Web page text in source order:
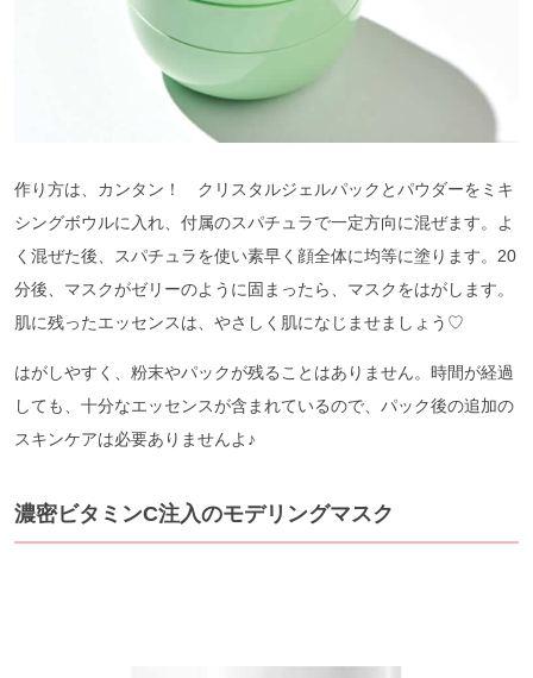
作り方は、カンタン！ クリスタルジェルパックとパウダーをミキ
シングボウルに入れ、付属のスパチュラで一定方向に混ぜます。よ
く混ぜた後、スパチュラを使い素早く顔全体に均等に塗ります。20
分後、マスクがゼリーのように固まったら、マスクをはがします。
肌に残ったエッセンスは、やさしく肌になじませましょう♡
はがしやすく、粉末やパックが残ることはありません。時間が経過
しても、十分なエッセンスが含まれているので、パック後の追加の
スキンケアは必要ありませんよ♪
濃密ビタミンC注入のモデリングマスク